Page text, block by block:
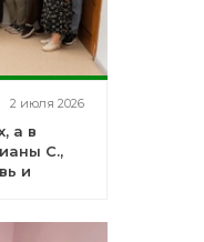
2 июля 2026
а в
С.,
и